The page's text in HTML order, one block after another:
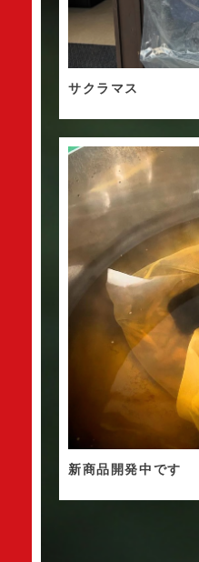
サクラマス
新商品開発中です